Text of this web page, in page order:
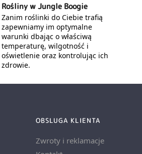
Rośliny w Jungle Boogie
Zanim roślinki do Ciebie trafią
zapewniamy im optymalne
warunki dbając o właściwą
temperaturę, wilgotność i
oświetlenie oraz kontrolując ich
zdrowie.
OBSLUGA KLIENTA
Zwroty i reklamacje